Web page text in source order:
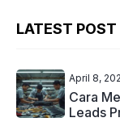
LATEST POST
April 8,
Cara
Leads